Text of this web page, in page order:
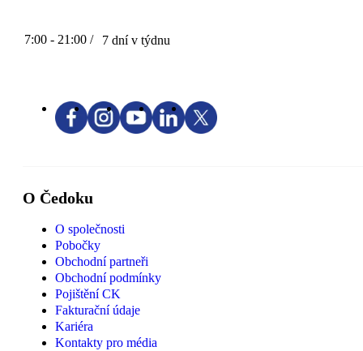
7:00 - 21:00 / 7 dní v týdnu
O Čedoku
O společnosti
Pobočky
Obchodní partneři
Obchodní podmínky
Pojištění CK
Fakturační údaje
Kariéra
Kontakty pro média